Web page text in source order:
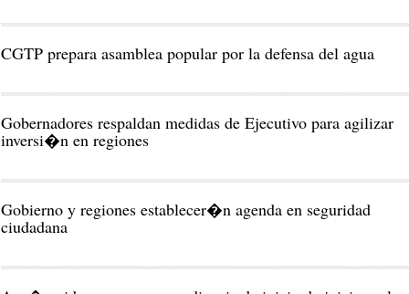
CGTP prepara asamblea popular por la defensa del agua
Gobernadores respaldan medidas de Ejecutivo para agilizar
inversi�n en regiones
Gobierno y regiones establecer�n agenda en seguridad
ciudadana